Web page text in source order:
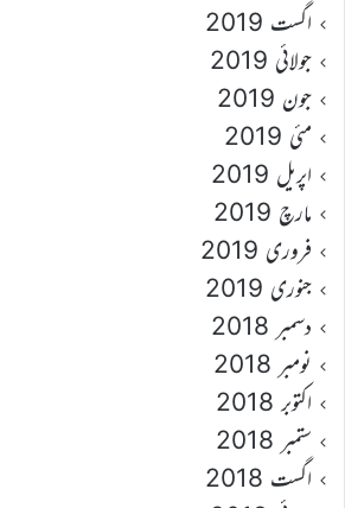
اگست 2019
جولائی 2019
جون 2019
مئی 2019
اپریل 2019
مارچ 2019
فروری 2019
جنوری 2019
دسمبر 2018
نومبر 2018
اکتوبر 2018
ستمبر 2018
اگست 2018